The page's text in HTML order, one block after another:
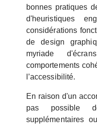
bonnes pratiques
d'heuristiques
considérations
de design
myriade
comportements
l’accessibilité.
En raison d'un
pas possible
supplémentaires